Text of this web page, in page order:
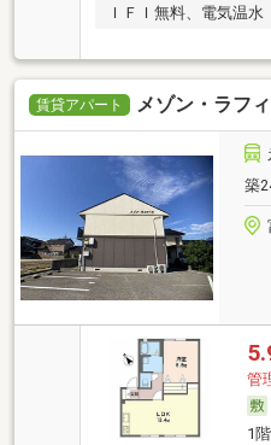
ＩＦＩ無料、電気温水
賃貸アパート メゾン・ラフ
築
管
1